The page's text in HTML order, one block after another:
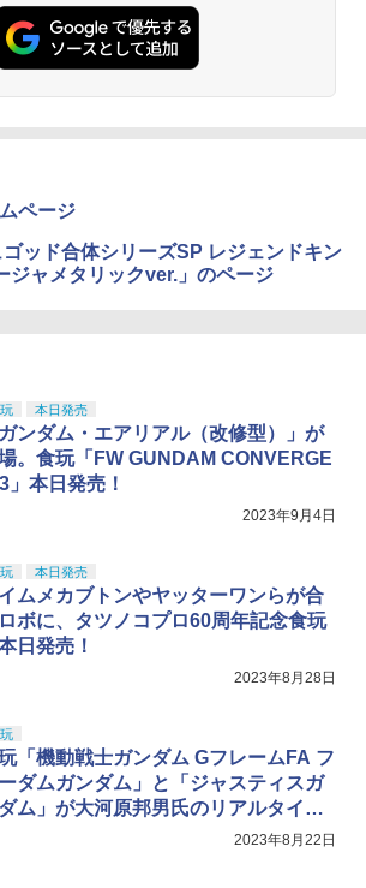
ページ
ッド合体シリーズSP レジェンドキン
ジャメタリックver.」のページ
本日発売
ガンダム・エアリアル（改修型）」が
。食玩「FW GUNDAM CONVERGE
」本日発売！
2023年9月4日
本日発売
ムメカブトンやヤッターワンらが合
ボに、タツノコプロ60周年記念食玩
日発売！
2023年8月28日
「機動戦士ガンダム GフレームFA フ
ダムガンダム」と「ジャスティスガ
ム」が大河原邦男氏のリアルタイプ
2023年8月22日